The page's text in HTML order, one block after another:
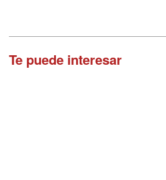
Te puede interesar